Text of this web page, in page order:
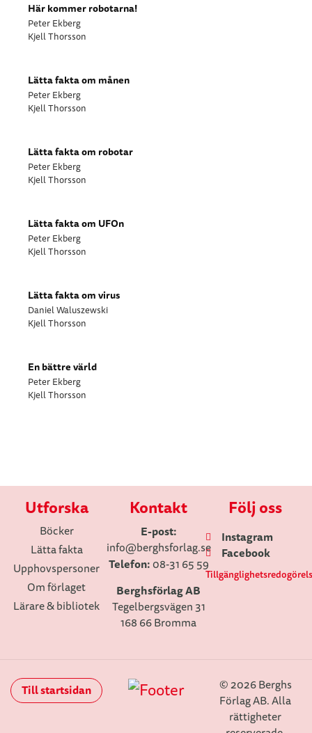
Här kommer robotarna!
Peter Ekberg
Kjell Thorsson
Lätta fakta om månen
Peter Ekberg
Kjell Thorsson
Lätta fakta om robotar
Peter Ekberg
Kjell Thorsson
Lätta fakta om UFOn
Peter Ekberg
Kjell Thorsson
Lätta fakta om virus
Daniel Waluszewski
Kjell Thorsson
En bättre värld
Peter Ekberg
Kjell Thorsson
Utforska
Böcker
Lätta fakta
Upphovspersoner
Om förlaget
Lärare & bibliotek
Kontakt
E-post:
info@berghsforlag.se
Telefon:08-31 65 59
Berghsförlag AB
Tegelbergsvägen 31
168 66 Bromma
Följ oss
Instagram
Facebook
Till startsidan
© 2026 Berghs
Förlag AB. Alla
rättigheter